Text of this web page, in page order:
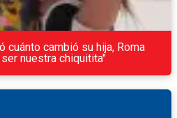
cuánto cambió su hija, Roma
nuestra chiquitita"